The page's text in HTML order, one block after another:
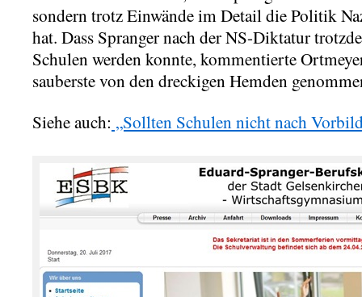
sondern trotz Einwände im Detail die Politik
hat. Dass Spranger nach der NS-Diktatur
Schulen werden konnte, kommentierte
sauberste von den dreckigen Hemden
Siehe auch: „Sollten Schulen nicht nach